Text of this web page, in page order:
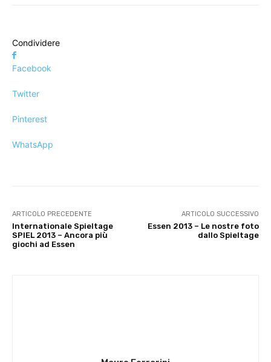
Condividere
Facebook
Twitter
Pinterest
WhatsApp
ARTICOLO PRECEDENTE
Internationale Spieltage
SPIEL 2013 – Ancora più
giochi ad Essen
ARTICOLO SUCCESSIVO
Essen 2013 – Le nostre foto
dallo Spieltage